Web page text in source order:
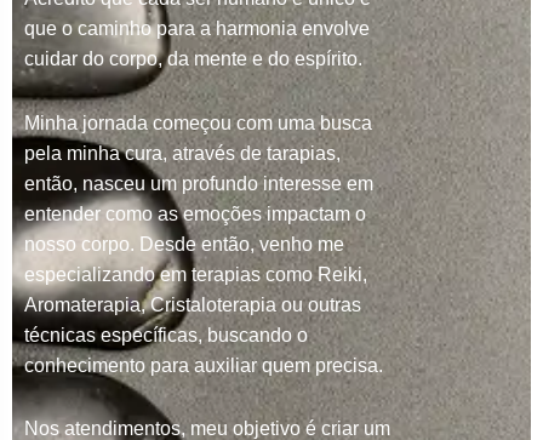
que o caminho para a harmonia envolve
cuidar do corpo, da mente e do espírito.
Minha jornada começou com uma busca
pela minha cura, através de tarapias,
então, nasceu um profundo interesse em
entender como as emoções impactam o
nosso corpo. Desde então, venho me
especializando em terapias como Reiki,
Aromaterapia, Cristaloterapia ou outras
técnicas específicas, buscando o
conhecimento para auxiliar quem precisa.
Nos atendimentos, meu objetivo é criar um